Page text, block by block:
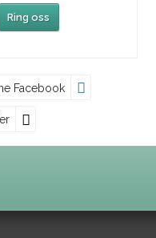
Ring oss
Facebook